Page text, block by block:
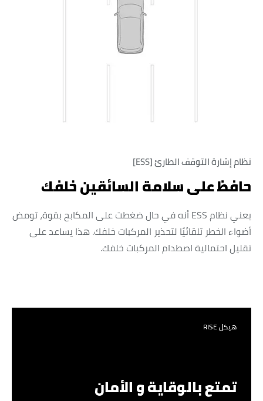
نظام إشارة التوقف الطارئ [ESS]
حافظ على سلامة السائقين خلفك
يعني نظام ESS أنه في حال ضغطت على المكابح بقوة، تومض
أضواء الخطر تلقائيًا لتحذير المركبات خلفك. هذا يساعد على
تقليل احتمالية اصطدام المركبات خلفك.
هيكل RISE
تمتع بالوقاية و الأمان